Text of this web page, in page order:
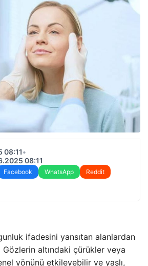
08:11•
08:11
Facebook WhatsApp
Reddit
ifadesini yansıtan alanlardan
Gözlerin altındaki çürükler veya
yönünü etkileyebilir ve yaşlı,